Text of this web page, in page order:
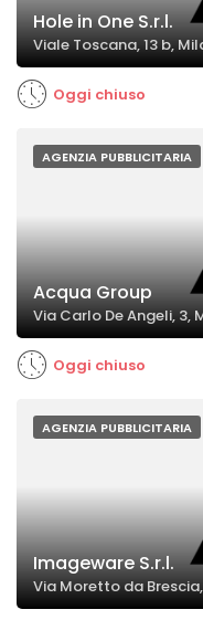
Hole in One S.r.l.
Viale Toscana, 13 b,
Oggi chiuso
AGENZIA PUBBLICITARIA
Acqua Group
Via Carlo De Angeli, 3,
Oggi chiuso
AGENZIA PUBBLICITARIA
Imageware S.r.l.
Via Moretto da